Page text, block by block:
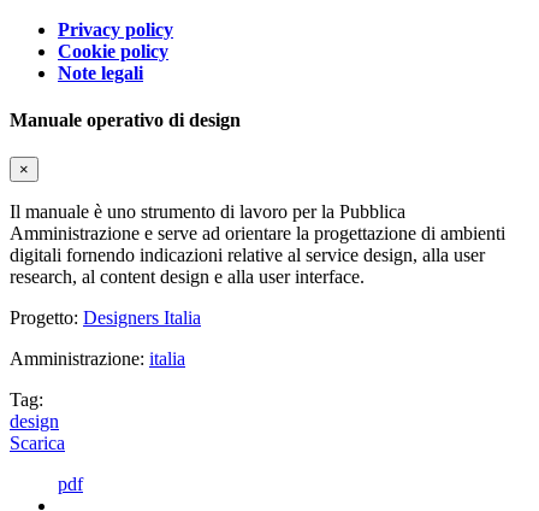
Privacy policy
Cookie policy
Note legali
Manuale operativo di design
×
Il manuale è uno strumento di lavoro per la Pubblica
Amministrazione e serve ad orientare la progettazione di ambienti
digitali fornendo indicazioni relative al service design, alla user
research, al content design e alla user interface.
Progetto: Designers Italia
Amministrazione: italia
Tag:
design
Scarica
pdf